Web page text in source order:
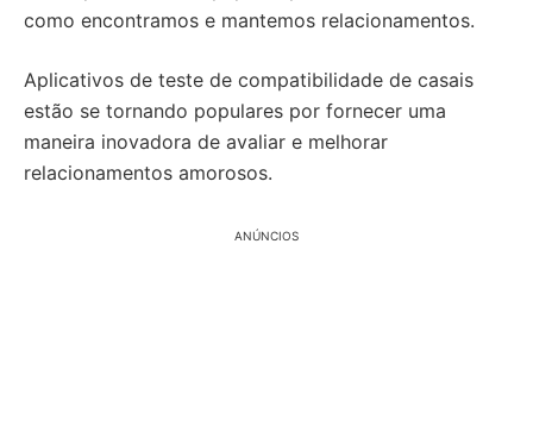
como encontramos e mantemos relacionamentos.
Aplicativos de teste de compatibilidade de casais
estão se tornando populares por fornecer uma
maneira inovadora de avaliar e melhorar
relacionamentos amorosos.
ANÚNCIOS